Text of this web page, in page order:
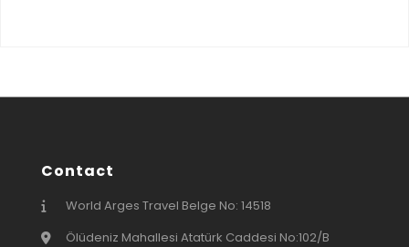
Contact
World Arges Travel Belge No: 14518
Ölüdeniz Mahallesi Atatürk Caddesi No:102/B